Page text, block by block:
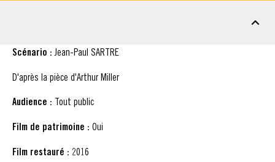
Scénario : Jean-Paul SARTRE
D'après la pièce d'Arthur Miller
Audience : Tout public
Film de patrimoine : Oui
Film restauré : 2016